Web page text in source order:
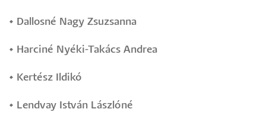
• Dallosné Nagy Zsuzsanna
• Harciné Nyéki-Takács Andrea
• Kertész Ildikó
• Lendvay István Lászlóné